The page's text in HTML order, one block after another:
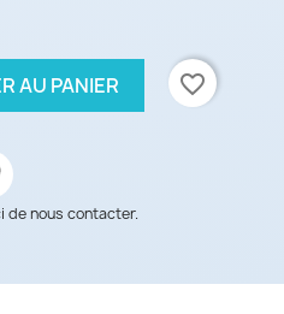
AU PANIER favorite_border
de nous contacter.